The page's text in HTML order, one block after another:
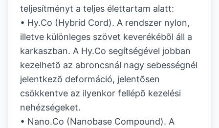
teljesítményt a teljes élettartam alatt:
• Hy.Co (Hybrid Cord). A rendszer nylon,
illetve különleges szövet keverékébõl áll a
karkaszban. A Hy.Co segítségével jobban
kezelhetõ az abroncsnál nagy sebességnél
jelentkezõ deformáció, jelentõsen
csökkentve az ilyenkor fellépõ kezelési
nehézségeket.
• Nano.Co (Nanobase Compound). A